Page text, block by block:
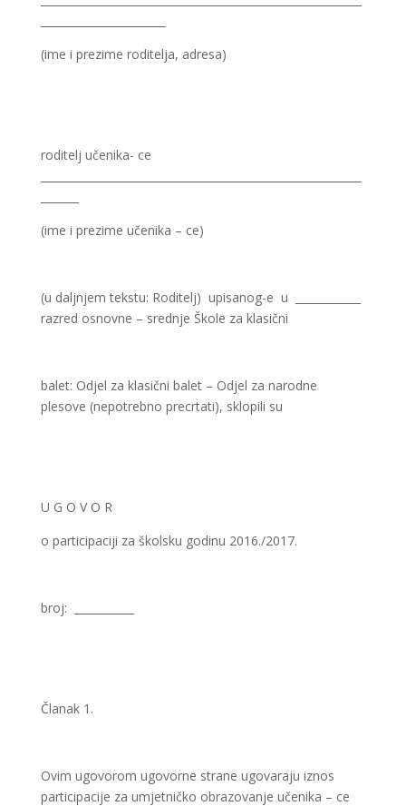
(ime i prezime roditelja, adresa)
roditelj učenika- ce
(ime i prezime učenika – ce)
(u daljnjem tekstu: Roditelj) upisanog-e u ____________
razred osnovne – srednje Škole za klasični
balet: Odjel za klasični balet – Odjel za narodne
plesove (nepotrebno precrtati), sklopili su
U G O V O R
o participaciji za školsku godinu 2016./2017.
broj: ___________
Članak 1.
Ovim ugovorom ugovorne strane ugovaraju iznos
participacije za umjetničko obrazovanje učenika – ce